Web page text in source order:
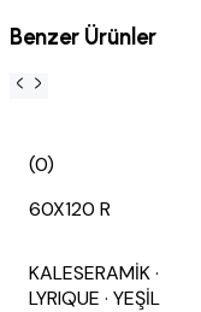
Benzer Ürünler
(0)
60X120 R
KALESERAMİK·
LYRIQUE · YEŞİL